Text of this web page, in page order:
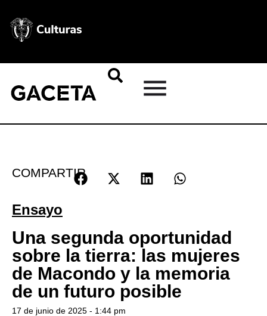
COMPARTIR
Ensayo
Una segunda oportunidad
sobre la tierra: las mujeres
de Macondo y la memoria
de un futuro posible
17 de junio de 2025 - 1:44 pm